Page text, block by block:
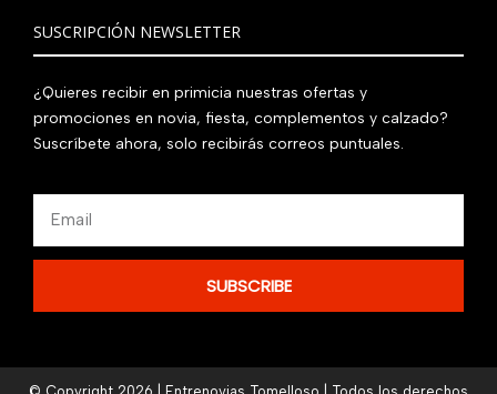
SUSCRIPCIÓN NEWSLETTER
¿Quieres recibir en primicia nuestras ofertas y
promociones en novia, fiesta, complementos y calzado?
Suscríbete ahora, solo recibirás correos puntuales.
SUBSCRIBE